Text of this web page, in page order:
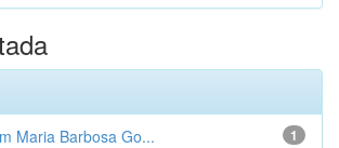
1
Maria Barbosa Go...